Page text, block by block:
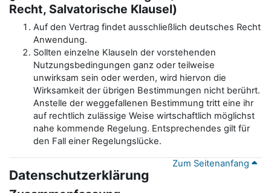
Recht, Salvatorische Klausel)
Auf den Vertrag findet ausschließlich deutsches Recht
Anwendung.
Sollten einzelne Klauseln der vorstehenden
Nutzungsbedingungen ganz oder teilweise
unwirksam sein oder werden, wird hiervon die
Wirksamkeit der übrigen Bestimmungen nicht berührt.
Anstelle der weggefallenen Bestimmung tritt eine ihr
auf rechtlich zulässige Weise wirtschaftlich möglichst
nahe kommende Regelung. Entsprechendes gilt für
den Fall einer Regelungslücke.
Zum Seitenanfang
Datenschutzerklärung